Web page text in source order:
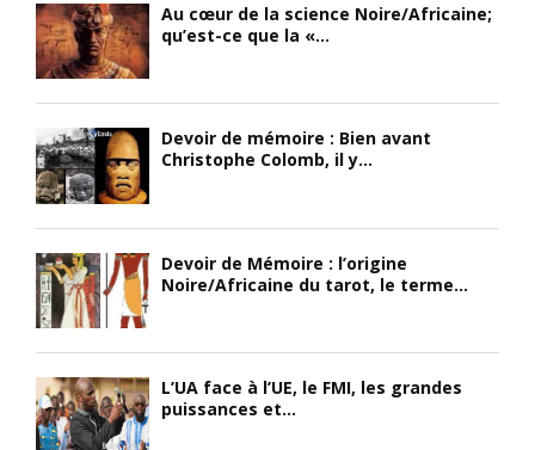
Au cœur de la science Noire/Africaine;
qu’est-ce que la «...
Devoir de mémoire : Bien avant
Christophe Colomb, il y...
Devoir de Mémoire : l’origine
Noire/Africaine du tarot, le terme...
L’UA face à l’UE, le FMI, les grandes
puissances et...